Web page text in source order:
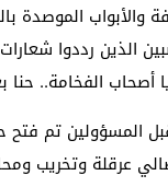
والأبواب الموصدة
الذين رددوا
الفخامة.. حنا
المسؤولين تم فتح
وتخريب ومحاولة لوقف